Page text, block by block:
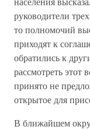
руководители
то полномочий
приходят к
обратились к
рассмотреть
принято не
открытое для
В ближайшем